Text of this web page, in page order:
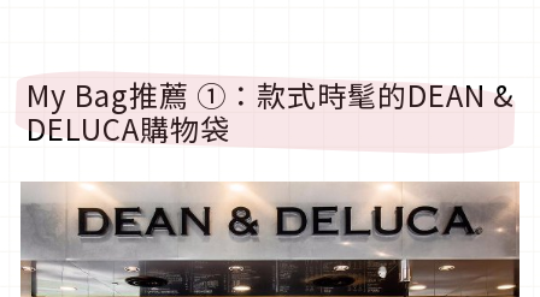
My Bag推薦 ①：款式時髦的DEAN &
DELUCA購物袋